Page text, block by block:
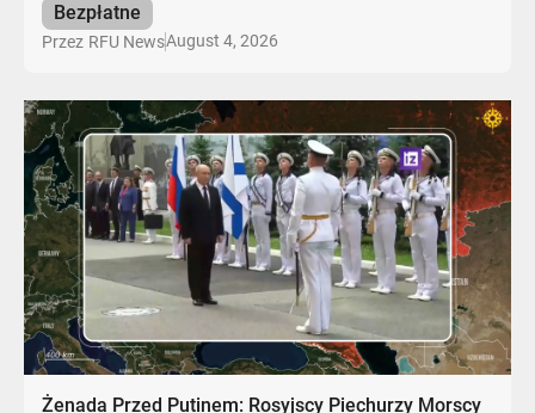
Bezpłatne
Przez RFU NewsAugust 4, 2026
Żenada Przed Putinem: Rosyjscy Piechurzy Morscy